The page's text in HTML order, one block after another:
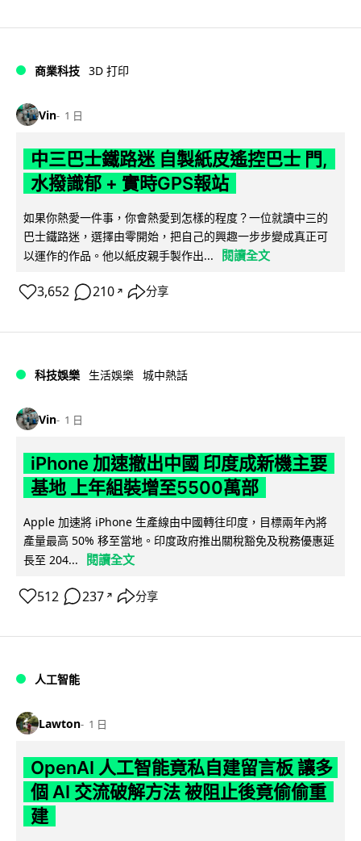
商業科技 3D 打印
Vin 1 日
中三巴士鐵路迷 自製紙皮遙控巴士 門,
水撥識郁 + 實時GPS報站
如果你熱愛一件事，你會熱愛到怎樣的程度？一位就讀中三的
巴士鐵路迷，選擇由零開始，把自己的興趣一步步變成真正可
以運作的作品。他以紙皮親手製作出...
閱讀全文
3,652 210 ↗ 分享
科技娛樂 生活娛樂 城中熱話
Vin 1 日
iPhone 加速撤出中國 印度成新機主要
基地 上年組裝增至5500萬部
Apple 加速將 iPhone 生產線由中國轉往印度，目標兩年內將
產量最高 50% 移至當地。印度政府推出關稅豁免及稅務優惠延
長至 204...
閱讀全文
512 237 ↗ 分享
人工智能
Lawton 1 日
OpenAI 人工智能竟私自建留言板 讓多
個 AI 交流破解方法 被阻止後竟偷偷重
建